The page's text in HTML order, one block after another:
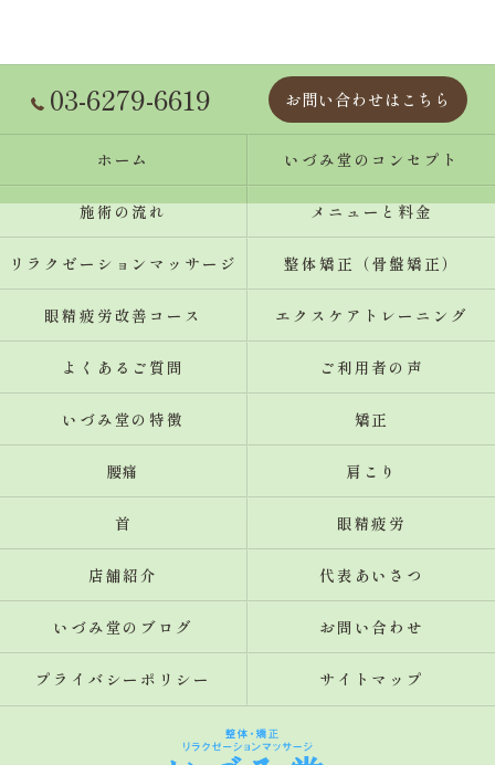
03-6279-6619 お問い合わせはこちら
ホーム いづみ堂のコンセプト
施術の流れ メニューと料金
リラクゼーションマッサージ 整体矯正（骨盤矯正）
眼精疲労改善コース エクスケアトレーニング
よくあるご質問 ご利用者の声
いづみ堂の特徴 矯正
腰痛 肩こり
首 眼精疲労
店舗紹介 代表あいさつ
いづみ堂のブログ お問い合わせ
プライバシーポリシー サイトマップ